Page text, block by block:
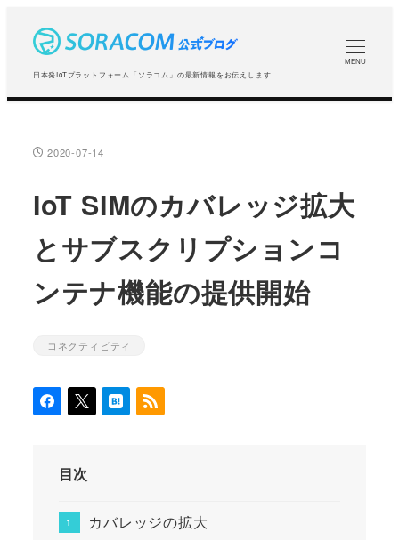
コ
日本発IoTプラットフォーム「ソラコム」の最新情報をお伝えします
MENU
投稿日
2020-07-14
IoT SIMのカバレッジ拡大
とサブスクリプションコ
ンテナ機能の提供開始
カテゴリー
コネクティビティ
目次
カバレッジの拡大